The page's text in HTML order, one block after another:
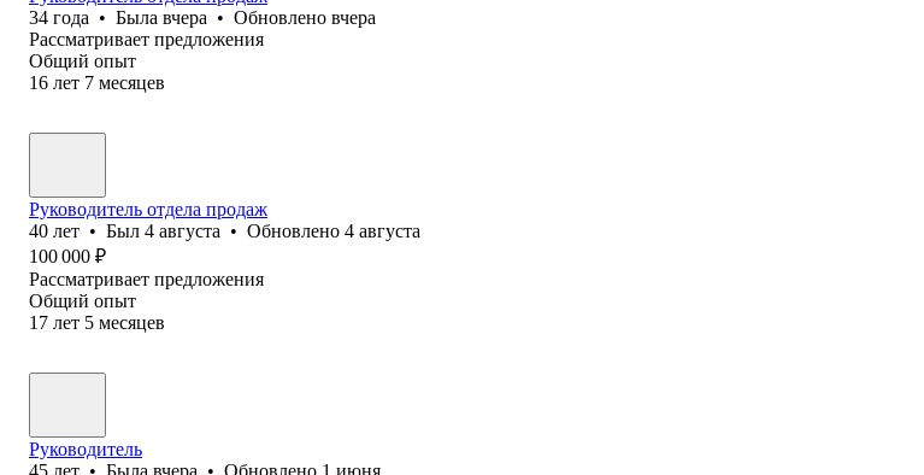
34 года • Была вчера • Обновлено вчера
Рассматривает предложения
Общий опыт
16 лет 7 месяцев
Руководитель отдела продаж
40 лет • Был 4 августа • Обновлено 4 августа
100 000 ₽
Рассматривает предложения
Общий опыт
17 лет 5 месяцев
Руководитель
45 лет • Была вчера • Обновлено 1 июня